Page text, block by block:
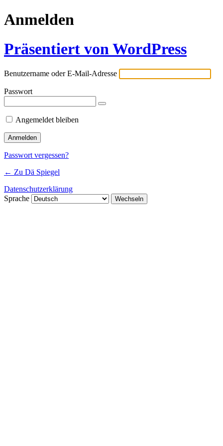
Anmelden
Präsentiert von WordPress
Benutzername oder E-Mail-Adresse
Passwort
Angemeldet bleiben
Passwort vergessen?
← Zu Dä Spiegel
Datenschutzerklärung
Sprache